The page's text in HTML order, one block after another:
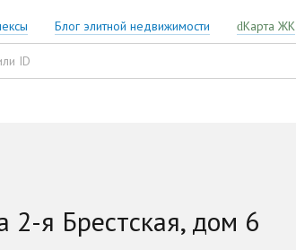
Блог элитной недвижимости Карта ЖК
я Брестская, дом 6